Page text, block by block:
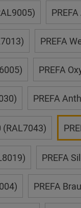
PREFA
PREFA
PREFA
(RAL7043)
PREFA
PREFA